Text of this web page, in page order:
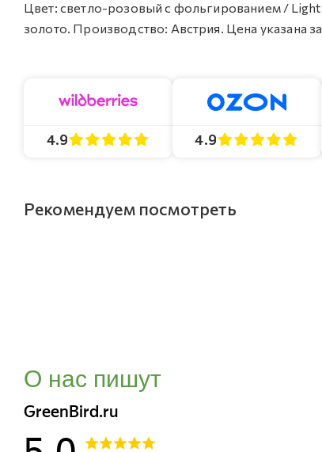
Цвет: светло-розовый с фольгированием /
золото. Производство: Австрия. Цена указана
4.9 4.9
Рекомендуем посмотреть
О нас пишут